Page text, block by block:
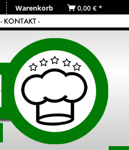
Warenkorb
0,00 € *
- KONTAKT -